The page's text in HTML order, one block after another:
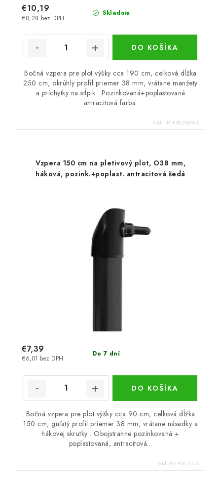
Skladom
€8,28 bez DPH
€10,19
DO KOŠÍKA
Bočná vzpera pre plot výšky cca 190 cm, celková dĺžka
250 cm, okrúhly profil priemer 38 mm, vrátane manžety
a príchytky na stĺpik . Pozinkovaná+poplastovaná
antracitová farba.
Kód: BV-P38-250M-A
Vzpera 150 cm na pletivový plot, O38 mm,
háková, pozink.+poplast. antracitová šedá
Do 7 dní
€6,01 bez DPH
€7,39
DO KOŠÍKA
Bočná vzpera pre plot výšky cca 90 cm, celková dĺžka
150 cm, guľatý profil priemer 38 mm, vrátane násadky a
hákovej skrutky . Obojstranne pozinkovaná +
poplastovaná, antracitová...
Kód: BV-P38-150-A